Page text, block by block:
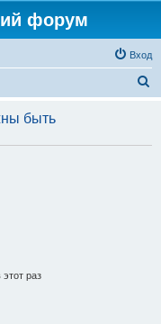
форум
Вход
с
быть
раз